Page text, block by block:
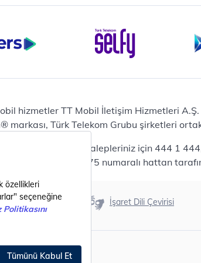
Tarife
Casper Nirvana C370
Notebook
Ev Telefonu
Panasonic TGB610
Modem ve Wi-Fi
Zyxel DX3300 Wi-Fi 6
Premium VDSL Modem
Samsung Buds2 Pro
Samsung Galaxy Watch 6
Akıllı Ekran Koruma
hizmetler TT Mobil İletişim Hizmetleri
markası, Türk Telekom Grubu şirketleri
mobil bireysel talepleriniz için 444 1
için 444 0375 numaralı hattan
Erişilebilirlik İşaret Dili Çevirisi